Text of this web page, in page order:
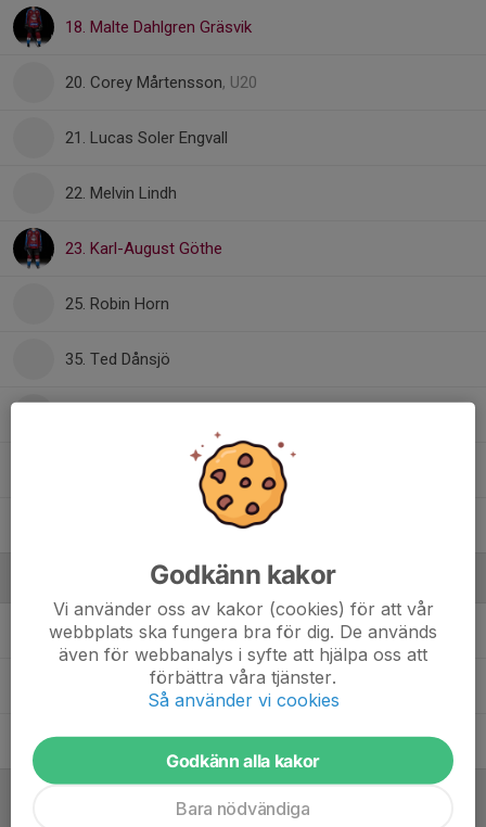
18. Malte Dahlgren Gräsvik
20. Corey Mårtensson, U20
21. Lucas Soler Engvall
22. Melvin Lindh
23. Karl-August Göthe
25. Robin Horn
35. Ted Dånsjö
Alfons GrahnTränare
Amadeus CarlssonTränare
Johan StegervallAssisterande tränare
Godkänn kakor
Vi använder oss av kakor (cookies) för att vår
webbplats ska fungera bra för dig. De används
även för webbanalys i syfte att hjälpa oss att
förbättra våra tjänster.
Så använder vi cookies
Godkänn alla kakor
Bara nödvändiga